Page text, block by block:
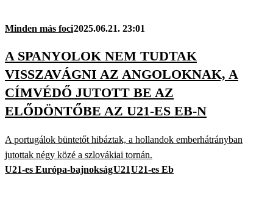
Minden más foci2025.06.21. 23:01
A SPANYOLOK NEM TUDTAK
VISSZAVÁGNI AZ ANGOLOKNAK, A
CÍMVÉDŐ JUTOTT BE AZ
ELŐDÖNTŐBE AZ U21-ES EB-N
A portugálok büntetőt hibáztak, a hollandok emberhátrányban
jutottak négy közé a szlovákiai tornán.
U21-es Európa-bajnokságU21U21-es Eb